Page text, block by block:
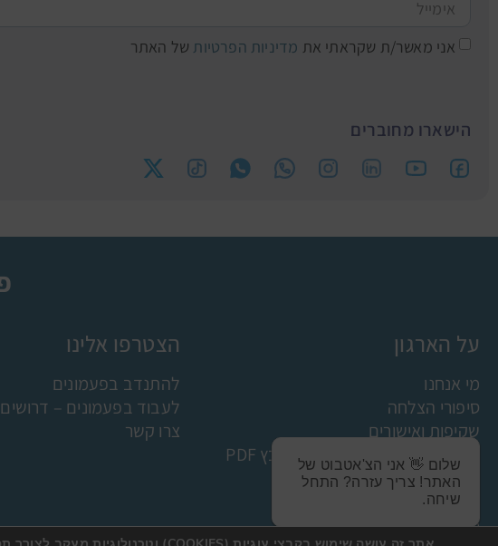
אני מאשר/ת שקראתי את מדיניות הפרטיות של האתר
הישארו מחוברים
על הארגון
מי אנחנו
סיפורי הצלחה
שקיפות ואישורים
תקנון למניעת הטרדה מינית קובץ PDF
פעמונים בתקשורת
הצהרת נגישות
מדיניות פרטיות
הצטרפו אלינו
להתנדב בפעמונים
לעבוד בפעמונים –
צרו קשר
שלום 👋 אני הצ'אטבוט של
האתר! צריך עזרה? התחל
שיחה.